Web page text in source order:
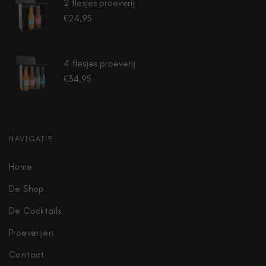
2 flesjes proeverij
€24,95
4 flesjes proeverij
€34,95
NAVIGATIE
Home
De Shop
De Cocktails
Proeverijen
Contact